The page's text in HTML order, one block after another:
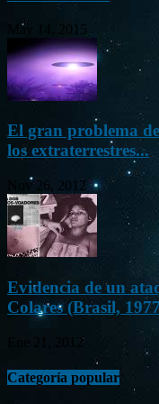
May 14, 2015
El gran problema
los extraterrestres...
Nov 26, 2012
Evidencia de un
Colares (Brasil,
Ene 21, 2012
Categoría popular